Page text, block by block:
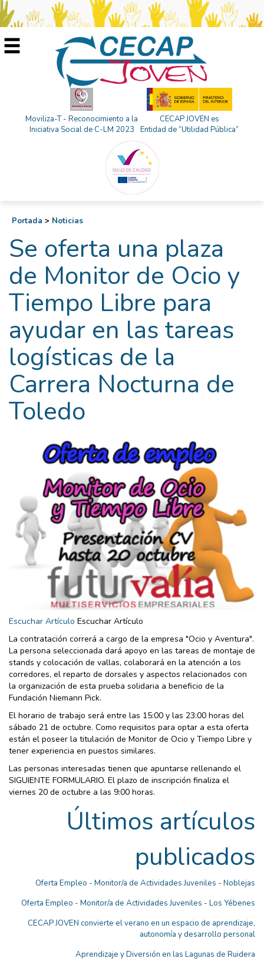
Moviliza-T - Reconocimiento a la
Iniciativa Social de C-LM 2023
CECAP JOVEN es
Entidad de “Utilidad Pública”
Portada > Noticias
Se oferta una plaza
de Monitor de Ocio y
Tiempo Libre para
ayudar en las tareas
logísticas de la
Carrera Nocturna de
Toledo
Escuchar Artículo Escuchar Artículo
La contratación correrá a cargo de la empresa "Ocio y Aventura".
La persona seleccionada dará apoyo en las tareas de montaje de
stands y colocación de vallas, colaborará en la atención a los
corredores, el reparto de dorsales y aspectos relacionados con
la organización de esta prueba solidaria a beneficio de la
Fundación Niemann Pick.
El horario de trabajo será entre las 15:00 y las 23:00 horas del
sábado 21 de octubre. Como requisitos para optar a esta oferta
están el poseer la titulación de Monitor de Ocio y Tiempo Libre y
tener experiencia en puestos similares.
Las personas interesadas tienen que apuntarse rellenando el
SIGUIENTE FORMULARIO. El plazo de inscripción finaliza el
viernes 20 de octubre a las 9:00 horas.
Últimos artículos
publicados
Oferta Empleo - Monitor/a de Actividades Juveniles - Noblejas
Oferta Empleo - Monitor/a de Actividades Juveniles - Los Yébenes
CECAP JOVEN convierte el verano en un espacio de aprendizaje,
autonomía y desarrollo personal
Aprendizaje y Diversión en las Lagunas de Ruidera